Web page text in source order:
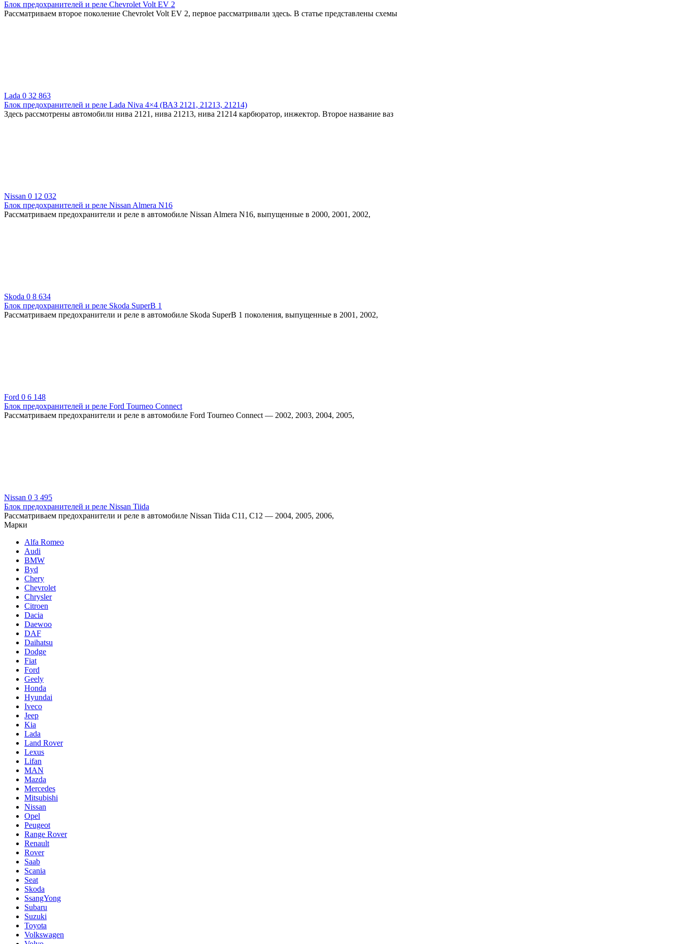
Блок предохранителей и реле Chevrolet Volt EV 2
Рассматриваем второе поколение Chevrolet Volt EV 2, первое рассматривали здесь. В статье представлены схемы
Lada 0 32 863
Блок предохранителей и реле Lada Niva 4×4 (ВАЗ 2121, 21213, 21214)
Здесь рассмотрены автомобили нива 2121, нива 21213, нива 21214 карбюратор, инжектор. Второе название ваз
Nissan 0 12 032
Блок предохранителей и реле Nissan Almera N16
Рассматриваем предохранители и реле в автомобиле Nissan Almera N16, выпущенные в 2000, 2001, 2002,
Skoda 0 8 634
Блок предохранителей и реле Skoda SuperB 1
Рассматриваем предохранители и реле в автомобиле Skoda SuperB 1 поколения, выпущенные в 2001, 2002,
Ford 0 6 148
Блок предохранителей и реле Ford Tourneo Connect
Рассматриваем предохранители и реле в автомобиле Ford Tourneo Connect — 2002, 2003, 2004, 2005,
Nissan 0 3 495
Блок предохранителей и реле Nissan Tiida
Рассматриваем предохранители и реле в автомобиле Nissan Tiida С11, С12 — 2004, 2005, 2006,
Марки
Alfa Romeo
Audi
BMW
Byd
Chery
Chevrolet
Chrysler
Citroen
Dacia
Daewoo
DAF
Daihatsu
Dodge
Fiat
Ford
Geely
Honda
Hyundai
Iveco
Jeep
Kia
Lada
Land Rover
Lexus
Lifan
MAN
Mazda
Mercedes
Mitsubishi
Nissan
Opel
Peugeot
Range Rover
Renault
Rover
Saab
Scania
Seat
Skoda
SsangYong
Subaru
Suzuki
Toyota
Volkswagen